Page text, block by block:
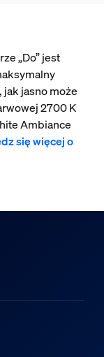
„Do” jest
jasno może
2700 K
Ambiance
się więcej o